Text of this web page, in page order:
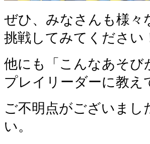
ぜひ、みなさんも様々
挑戦してみてください
他にも「こんなあそ
プレイリーダーに教え
ご不明点がございま
い。